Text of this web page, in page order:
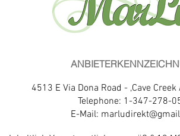
4513 E Via Dona Road - ,Cave
Telephone: 1-347-278-
E-Mail: